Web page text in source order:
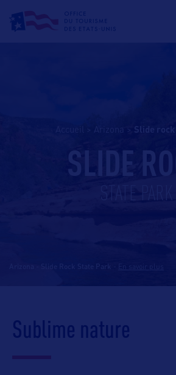
slide
SLIDE
STATE PARK
Arizona - Slide Rock State Park
Sublime nature